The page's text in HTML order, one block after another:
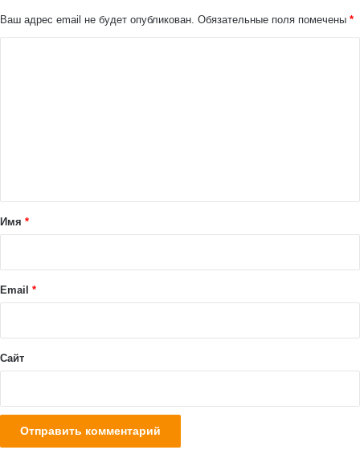
Ваш адрес email не будет опубликован. Обязательные поля помечены *
а
й
Имя *
Email *
Сайт